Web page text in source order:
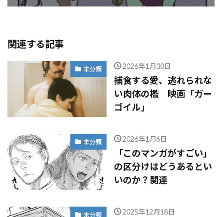
関連する記事
未分類 2026年1月30日
捕食する愛、逃れられな
い肉体の檻 映画「ガー
ゴイル」
未分類 2026年1月6日
「このマンガがすごい」
の区分けはどうあるとい
いのか？関連
未分類 2025年12月18日